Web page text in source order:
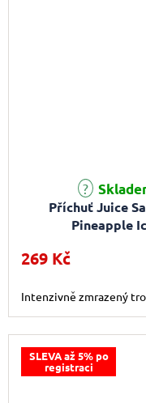
Příchuť Juice
Pineapple
269 Kč
Intenzivně zmrazený
SLEVA až 5% po
registraci